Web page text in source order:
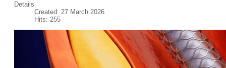
Details
Created: 27 March 2026
Hits: 255